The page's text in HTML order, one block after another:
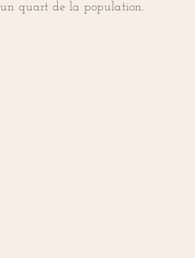
quart de la population.